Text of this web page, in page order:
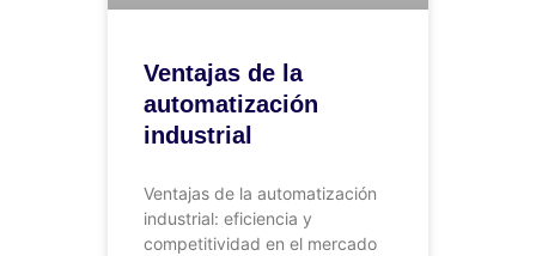
Ventajas de la
automatización
industrial
Ventajas de la automatización
industrial: eficiencia y
competitividad en el mercado